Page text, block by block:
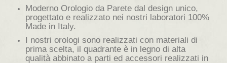
Moderno Orologio da Parete dal design unico,
progettato e realizzato nei nostri laboratori 100%
Made in Italy.
I nostri orologi sono realizzati con materiali di
prima scelta, il quadrante è in legno di alta
qualità abbinato a parti ed accessori realizzati in